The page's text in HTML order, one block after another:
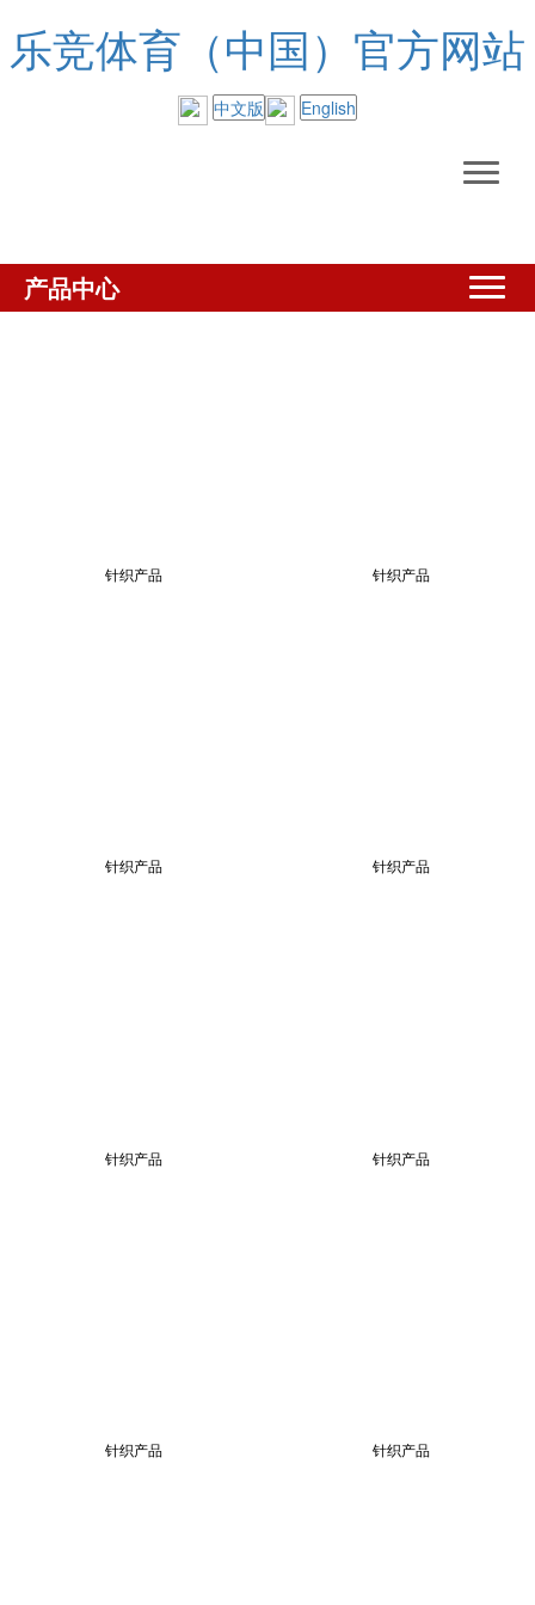
乐竞体育（中国）官方网站
中文版 English
产品中心
针织产品 针织产品
针织产品 针织产品
针织产品 针织产品
针织产品 针织产品